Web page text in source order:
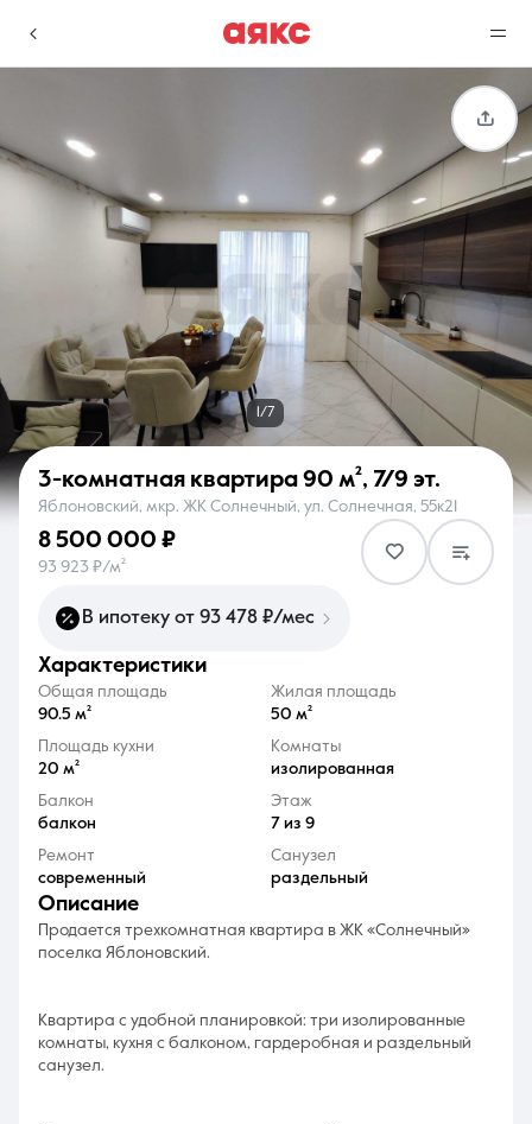
Избранное
0 объявлений
Сравнение
0 объявлений
Услуги
О компании Контакты
8 (861) 297-00-00
1/7
3-комнатная квартира 90 м², 7/9 эт.
Яблоновский, мкр. ЖК Солнечный, ул. Солнечная, 55к21
8 500 000 ₽
93 923 ₽/м²
В ипотеку от 93 478 ₽/мес
характеристики
Общая площадь
90.5 м²
Жилая площадь
50 м²
Площадь кухни
20 м²
Комнаты
изолированная
Балкон
балкон
Этаж
7 из 9
Ремонт
современный
Санузел
раздельный
описание
Продается трехкомнатная квартира в ЖК «Солнечный»
поселка Яблоновский.
Квартира с удобной планировкой: три изолированные
комнаты, кухня с балконом, гардеробная и раздельный
санузел.